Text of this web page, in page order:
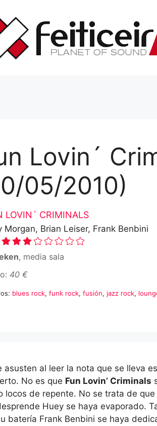
Lovin´
05/2010)
LOVIN´ CRIMINALS
Morgan, Brian Leiser, Frank Benbini
, media sala
40 €
blues rock, funk rock, fusión, jazz rock,
asusten al leer la nota que se lleva
No es que Fun Lovin’ Criminals
locos de repente. No se trata de
Huey se haya evaporado.
batería Frank Benbini se haya